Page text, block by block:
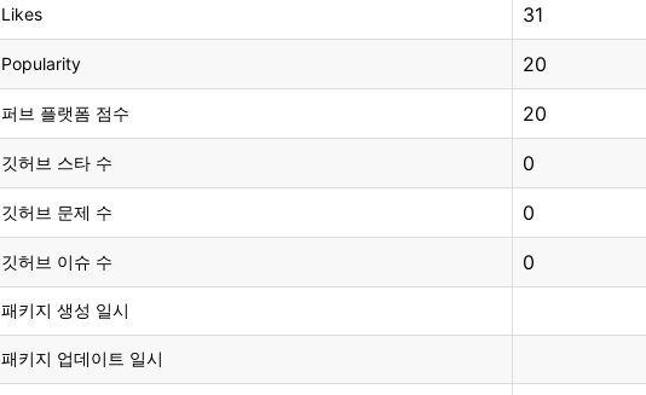
Likes 31
Popularity 20
퍼브 플랫폼 점수 20
깃허브 스타 수 0
깃허브 문제 수 0
깃허브 이슈 수 0
패키지 생성 일시
패키지 업데이트 일시